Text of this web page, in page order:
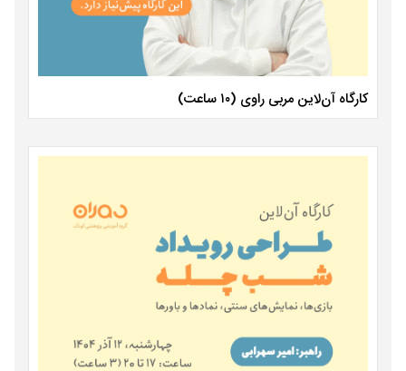
کارگاه آن‌لاین مربی راوی (۱۰ ساعت)